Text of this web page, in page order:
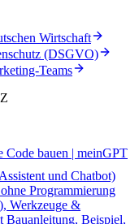
Wirtschaft
(DSGVO)
Teams
Code bauen | meinGPT
und Chatbot)
Programmierung
Werkzeuge &
Beispiel,